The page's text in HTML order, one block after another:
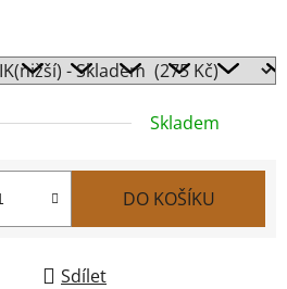
Skladem
DO KOŠÍKU
Sdílet